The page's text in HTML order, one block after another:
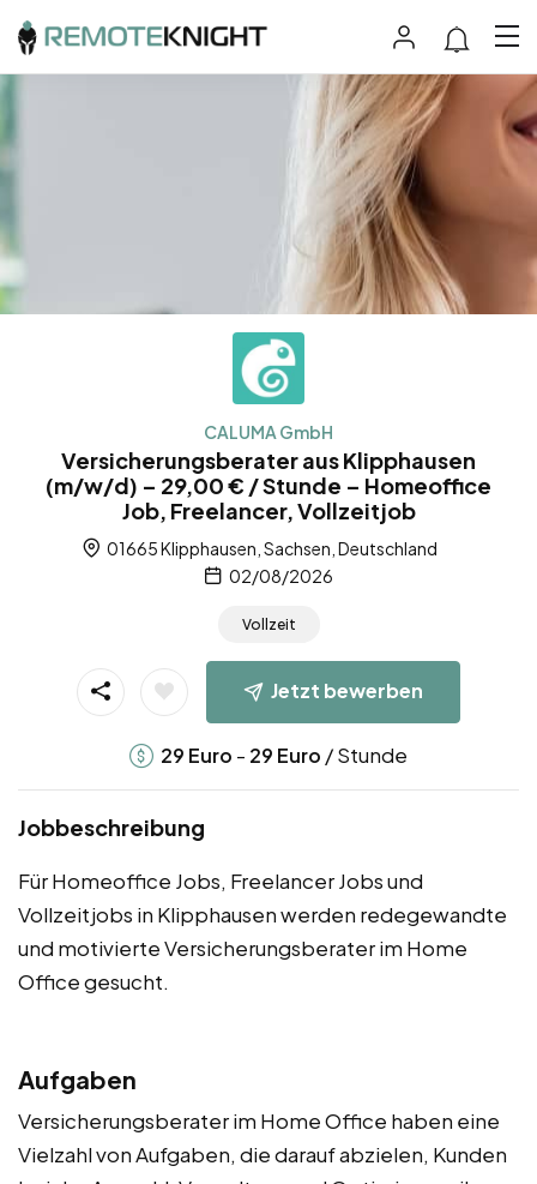
CALUMA GmbH
Versicherungsberater aus Klipphausen
(m/w/d) – 29,00 € / Stunde – Homeoffice
Job, Freelancer, Vollzeitjob
01665 Klipphausen, Sachsen, Deutschland
02/08/2026
Vollzeit
Jetzt bewerben
29 Euro - 29 Euro / Stunde
Jobbeschreibung
Für Homeoffice Jobs, Freelancer Jobs und
Vollzeitjobs in Klipphausen werden redegewandte
und motivierte Versicherungsberater im Home
Office gesucht.
Aufgaben
Versicherungsberater im Home Office haben eine
Vielzahl von Aufgaben, die darauf abzielen, Kunden